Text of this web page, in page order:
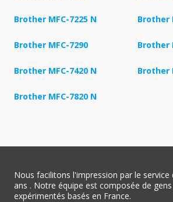
Brother MFC-7225 N Brother
Brother MFC-7290 Brother
Brother MFC-7420 N Brother
Brother MFC-7820 N
Nous facilitons l'impression par le service
ans . Notre équipe est composée de
expérimentés basés en France.